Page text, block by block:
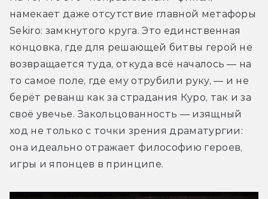
намекает даже отсутствие главной метафоры
Sekiro: замкнутого круга. Это единственная
концовка, где для решающей битвы герой не
возвращается туда, откуда всё началось — на
то самое поле, где ему отрубили руку, — и не
берёт реванш как за страдания Куро, так и за
своё увечье. Закольцованность — изящный
ход не только с точки зрения драматургии:
она идеально отражает философию героев,
игры и японцев в принципе.